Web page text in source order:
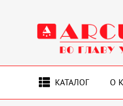
КАТАЛОГ О